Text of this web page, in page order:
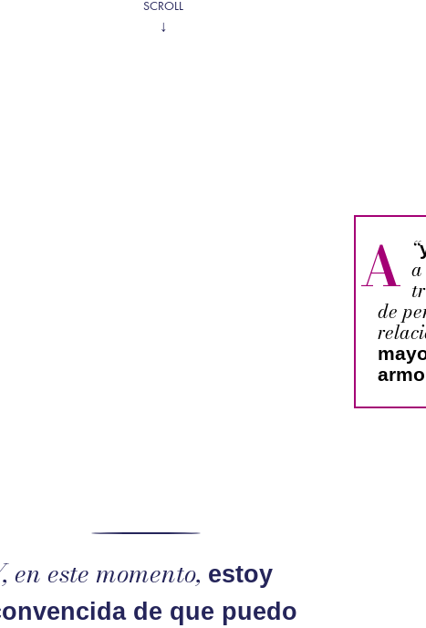
SCROLL
“
A
de
en este momento, estoy
de que puedo